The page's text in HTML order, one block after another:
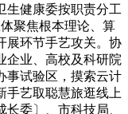
生健康委按职责分工
聚焦根本理论、算
展环节手艺攻关。协
企业、高校及科研院
事试验区，摸索云计
手艺取聪慧旅逛线上
委〕、市科技局、